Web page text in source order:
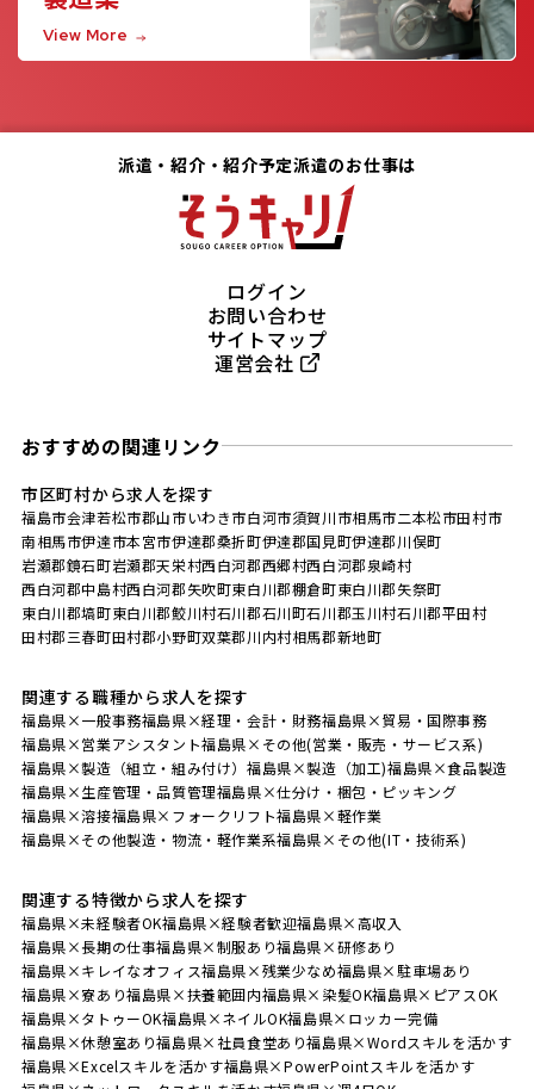
View More
派遣・紹介・紹介予定派遣のお仕事は
ログイン
お問い合わせ
サイトマップ
運営会社
おすすめの関連リンク
市区町村から求人を探す
福島市会津若松市郡山市いわき市白河市須賀川市相馬市二本松市田村市
南相馬市伊達市本宮市伊達郡桑折町伊達郡国見町伊達郡川俣町
岩瀬郡鏡石町岩瀬郡天栄村西白河郡西郷村西白河郡泉崎村
西白河郡中島村西白河郡矢吹町東白川郡棚倉町東白川郡矢祭町
東白川郡塙町東白川郡鮫川村石川郡石川町石川郡玉川村石川郡平田村
田村郡三春町田村郡小野町双葉郡川内村相馬郡新地町
関連する職種から求人を探す
福島県×一般事務福島県×経理・会計・財務福島県×貿易・国際事務
福島県×営業アシスタント福島県×その他(営業・販売・サービス系)
福島県×製造（組立・組み付け）福島県×製造（加工)福島県×食品製造
福島県×生産管理・品質管理福島県×仕分け・梱包・ピッキング
福島県×溶接福島県×フォークリフト福島県×軽作業
福島県×その他製造・物流・軽作業系福島県×その他(IT・技術系)
関連する特徴から求人を探す
福島県×未経験者OK福島県×経験者歓迎福島県×高収入
福島県×長期の仕事福島県×制服あり福島県×研修あり
福島県×キレイなオフィス福島県×残業少なめ福島県×駐車場あり
福島県×寮あり福島県×扶養範囲内福島県×染髪OK福島県×ピアスOK
福島県×タトゥーOK福島県×ネイルOK福島県×ロッカー完備
福島県×休憩室あり福島県×社員食堂あり福島県×Wordスキルを活かす
福島県×Excelスキルを活かす福島県×PowerPointスキルを活かす